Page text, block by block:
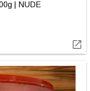
| NUDE
